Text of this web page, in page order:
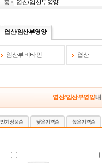
홈>
엽산/임산부영양
임산부 비타민 엽산
엽산/임산부영양내